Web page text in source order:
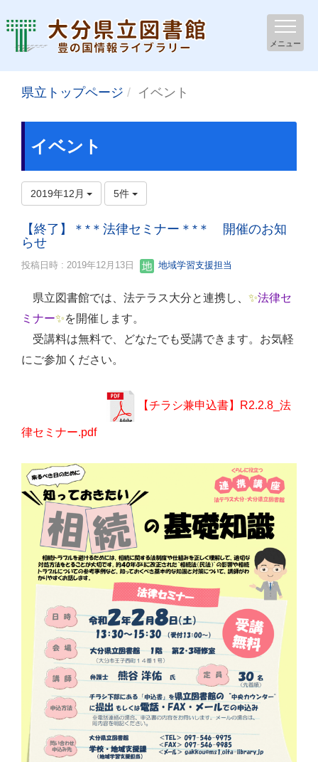
メニュー
県立トップページ イベント
イベント
2019年12月 5件
【終了】＊*＊法律セミナー＊*＊ 開催のお知
らせ
投稿日時 : 2019年12月13日 地域学習支援担当
県立図書館では、法テラス大分と連携し ✨法律セ
ミナー✨を開催します。
受講料は無料で、どなたでも受講できます。お気軽
にご参加ください。
【チラシ兼申込書】R2.2.8_法
律セミナー.pdf